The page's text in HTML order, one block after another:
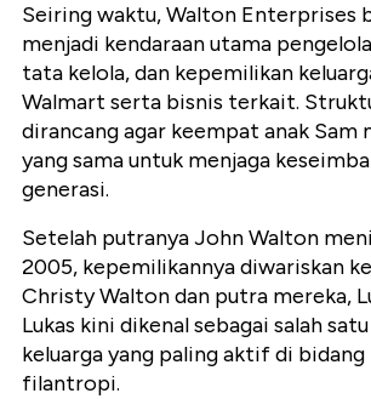
Seiring waktu, Walton Enterprises
menjadi kendaraan utama
tata kelola, dan kepemilikan
Walmart serta bisnis terkait.
dirancang agar keempat anak Sam
yang sama untuk menjaga
generasi.
Setelah putranya John Walton
2005, kepemilikannya diwariskan
Christy Walton dan putra mereka,
Lukas kini dikenal sebagai salah
keluarga yang paling aktif di
filantropi.